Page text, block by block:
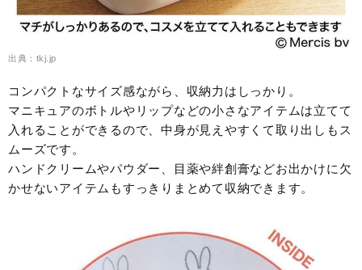
出典：tkj.jp
コンパクトなサイズ感ながら、収納力はしっかり。
マニキュアのボトルやリップなどの小さなアイテムは立てて
入れることができるので、中身が見えやすくて取り出しもス
ムーズです。
ハンドクリームやパウダー、目薬や絆創膏などお出かけに欠
かせないアイテムもすっきりまとめて収納できます。